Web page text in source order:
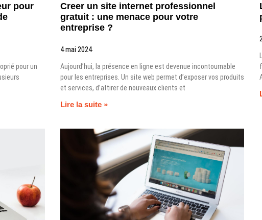
pour
pour un
Creer un site internet professionnel
gratuit : une menace pour votre
entreprise ?
4 mai 2024
Aujourd’hui, la présence en ligne est devenue incontournable
pour les entreprises. Un site web permet d’exposer vos produits
et services, d’attirer de nouveaux clients et
Lire la suite »